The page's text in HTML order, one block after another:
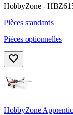
HobbyZone -
Pièces standards
Pièces optionnelles
HobbyZone